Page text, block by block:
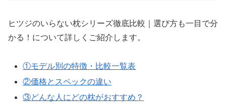
ヒツジのいらない枕シリーズ徹底比較｜選び方も一目で分
かる！について詳しくご紹介します。
①モデル別の特徴・比較一覧表
②価格とスペックの違い
③どんな人にどの枕がおすすめ？